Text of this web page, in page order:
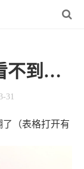
就是表格上面的内容看不到了 不能往上翻了（表格打开有些内容看不到怎么办）
31
（表格打开有